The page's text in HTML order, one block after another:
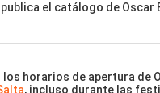
publica el catálogo de Oscar
los horarios de apertura de
, incluso durante las